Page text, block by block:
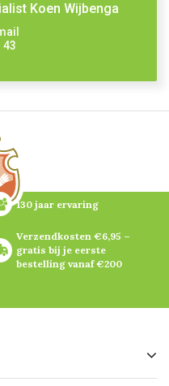
Koen Wijbenga
43
130 jaar ervaring
Verzendkosten €6,95 –
gratis bij je eerste
bestelling vanaf €200